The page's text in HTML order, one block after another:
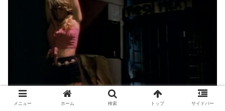
メニュー ホーム 検索 トップ サイドバー